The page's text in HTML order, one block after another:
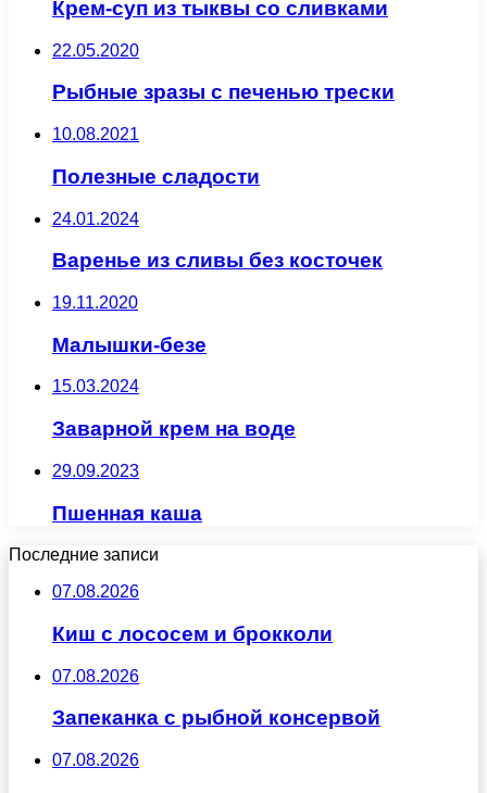
Крем-суп из тыквы со сливками
22.05.2020
Рыбные зразы с печенью трески
10.08.2021
Полезные сладости
24.01.2024
Варенье из сливы без косточек
19.11.2020
Малышки-безе
15.03.2024
Заварной крем на воде
29.09.2023
Пшенная каша
Последние записи
07.08.2026
Киш с лососем и брокколи
07.08.2026
Запеканка с рыбной консервой
07.08.2026